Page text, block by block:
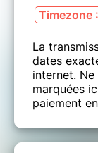
Timezone
La
dates
internet.
marquées
paiement